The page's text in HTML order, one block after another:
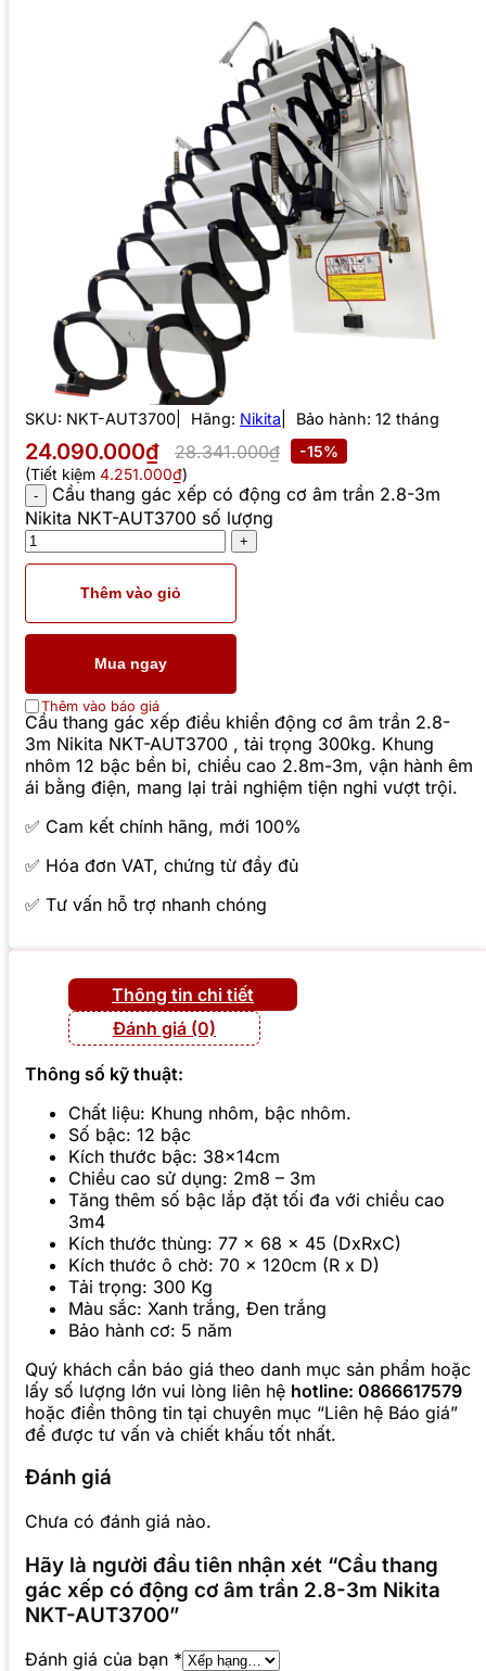
SKU: NKT-AUT3700 Hãng: Nikita Bảo hành: 12 tháng
24.090.000₫ 28.341.000₫
-15%
(Tiết kiệm 4.251.000₫)
Cầu thang gác xếp có động cơ âm trần 2.8-3m
Nikita NKT-AUT3700 số lượng
Thêm vào giỏ
Mua ngay
Thêm vào báo giá
Cầu thang gác xếp điều khiển động cơ âm trần 2.8-
3m Nikita NKT-AUT3700 , tải trọng 300kg. Khung
nhôm 12 bậc bền bỉ, chiều cao 2.8m-3m, vận hành êm
ái bằng điện, mang lại trải nghiệm tiện nghi vượt trội.
✅ Cam kết chính hãng, mới 100%
✅ Hóa đơn VAT, chứng từ đầy đủ
✅ Tư vấn hỗ trợ nhanh chóng
Thông tin chi tiết
Đánh giá (0)
Thông số kỹ thuật:
Chất liệu: Khung nhôm, bậc nhôm.
Số bậc: 12 bậc
Kích thước bậc: 38x14cm
Chiều cao sử dụng: 2m8 – 3m
Tăng thêm số bậc lắp đặt tối đa với chiều cao
3m4
Kích thước thùng: 77 x 68 x 45 (DxRxC)
Kích thước ô chờ: 70 x 120cm (R x D)
Tải trọng: 300 Kg
Màu sắc: Xanh trắng, Đen trắng
Bảo hành cơ: 5 năm
Quý khách cần báo giá theo danh mục sản phẩm hoặc
lấy số lượng lớn vui lòng liên hệ hotline: 0866617579
hoặc điền thông tin tại chuyên mục “Liên hệ Báo giá”
để được tư vấn và chiết khấu tốt nhất.
Đánh giá
Chưa có đánh giá nào.
Hãy là người đầu tiên nhận xét “Cầu thang
gác xếp có động cơ âm trần 2.8-3m Nikita
NKT-AUT3700”
Đánh giá của bạn *